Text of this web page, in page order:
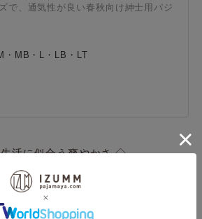
で、通気性が良い春秋向け紳士用パジ
・MB・L・LB・LT
活に似合う爽やかさ ◇
綿100％ 2重ガーゼ
トライプ柄の長袖パジャマ